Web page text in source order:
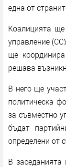
една от
Коалицията
управление
ще
решава
В него ще
политическа
за съвместно
бъдат
определени от
В